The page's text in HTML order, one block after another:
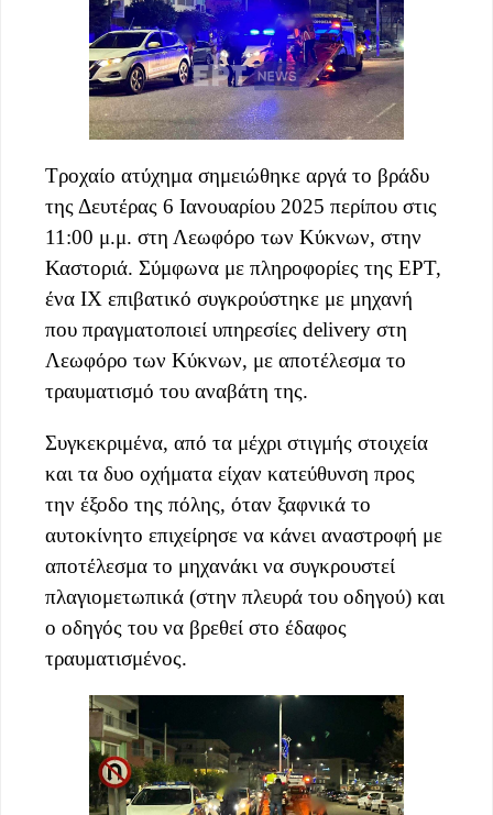
Τροχαίο ατύχημα σημειώθηκε αργά το βράδυ
της Δευτέρας 6 Ιανουαρίου 2025 περίπου στις
11:00 μ.μ. στη Λεωφόρο των Κύκνων, στην
Καστοριά. Σύμφωνα με πληροφορίες της ΕΡΤ,
ένα ΙΧ επιβατικό συγκρούστηκε με μηχανή
που πραγματοποιεί υπηρεσίες delivery στη
Λεωφόρο των Κύκνων, με αποτέλεσμα το
τραυματισμό του αναβάτη της.
Συγκεκριμένα, από τα μέχρι στιγμής στοιχεία
και τα δυο οχήματα είχαν κατεύθυνση προς
την έξοδο της πόλης, όταν ξαφνικά το
αυτοκίνητο επιχείρησε να κάνει αναστροφή με
αποτέλεσμα το μηχανάκι να συγκρουστεί
πλαγιομετωπικά (στην πλευρά του οδηγού) και
ο οδηγός του να βρεθεί στο έδαφος
τραυματισμένος.